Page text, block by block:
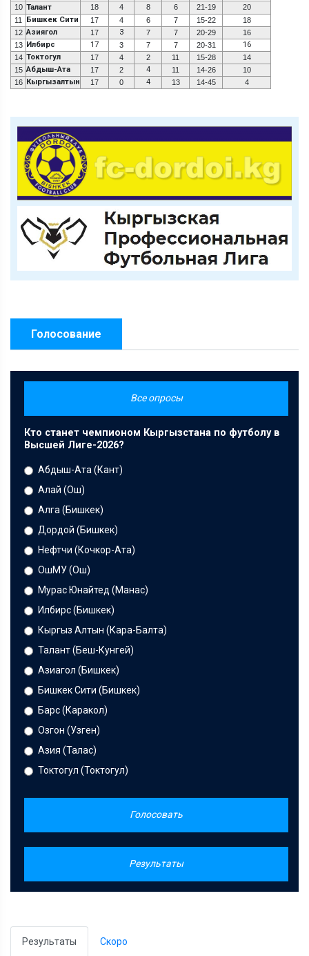
10 Талант 18 4 8 6 21-19
20
11
Бишкек Сити 17 4 6 7 15-22
18
12 Азиягол 17 3 7 7 20-29
16
13
Илбирс 17 3 7 7 20-31 16
14 Токтогул 17 4 2 11 15-28
14
15 Абдыш-Ата 17 2 4 11 14-26
10
16
Кыргызалтын 17 0 4 13 14-45 4
Голосование
Все опросы
Кто станет чемпионом Кыргызстана по футболу в
Высшей Лиге-2026?
Абдыш-Ата (Кант)
Алай (Ош)
Алга (Бишкек)
Дордой (Бишкек)
Нефтчи (Кочкор-Ата)
ОшМУ (Ош)
Мурас Юнайтед (Манас)
Илбирс (Бишкек)
Кыргыз Алтын (Кара-Балта)
Талант (Беш-Кунгей)
Азиагол (Бишкек)
Бишкек Сити (Бишкек)
Барс (Каракол)
Озгон (Узген)
Азия (Талас)
Токтогул (Токтогул)
Голосовать
Результаты
Результаты Скоро